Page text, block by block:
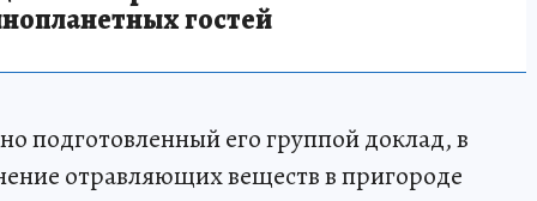
гостей
подготовленный его группой доклад, в
отравляющих веществ в пригороде